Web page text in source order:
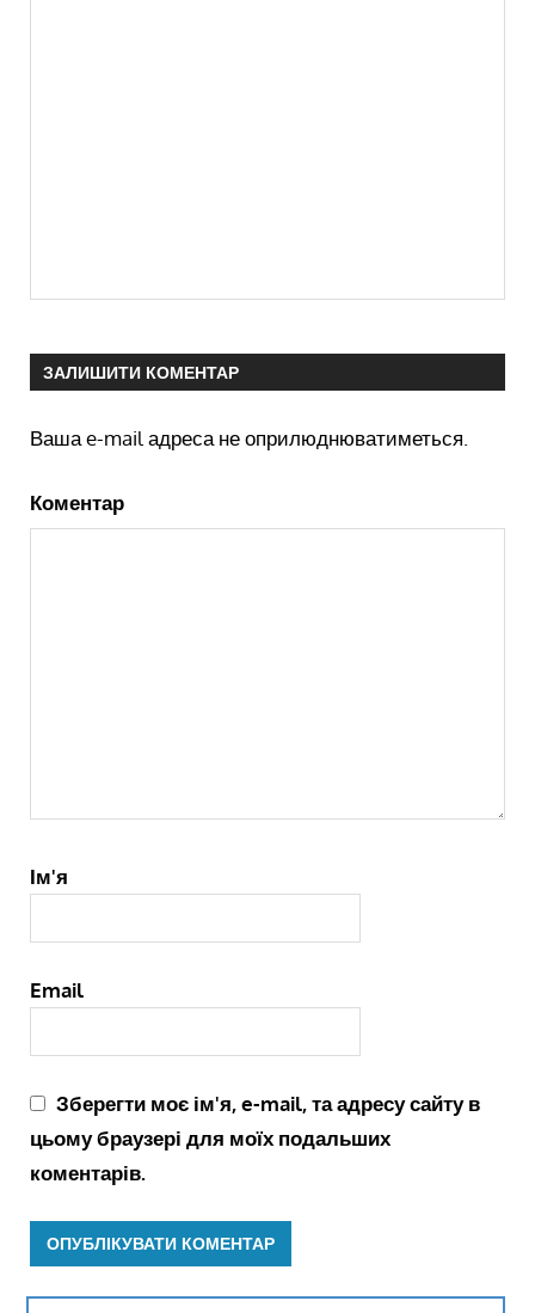
ЗАЛИШИТИ КОМЕНТАР
Ваша e-mail адреса не оприлюднюватиметься.
Коментар
Ім'я
Email
Зберегти моє ім'я, e-mail, та адресу сайту в
цьому браузері для моїх подальших
коментарів.